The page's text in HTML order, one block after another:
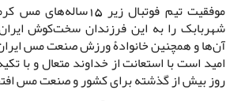
موفقیت تیم فوتبال زیر
شهربابک را به این فرزندان سخت‌کوش
آن‌ها و همچنین خانوادۀ ورزش صنعت مس
امید است با استعانت از خداوند متعال و با
روز بیش از گذشته برای کشور و صنعت مس